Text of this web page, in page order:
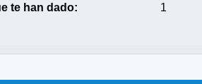
te han dado:
1